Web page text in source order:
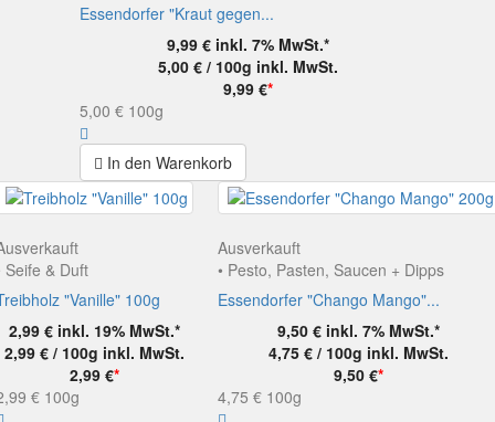
Essendorfer "Kraut gegen...
9,99 € inkl. 7% MwSt.*
5,00 € / 100g inkl. MwSt.
9,99 €*
5,00 € 100g
In den Warenkorb
Seife & Duft
"Vanille" 100g
2,99 € inkl. 19% MwSt.*
2,99 € / 100g inkl. MwSt.
2,99 €*
€ 100g
Ausverkauft
• Pesto, Pasten, Saucen + Dipps
Essendorfer "Chango Mango"...
9,50 € inkl. 7% MwSt.*
4,75 € / 100g inkl. MwSt.
9,50 €*
4,75 € 100g